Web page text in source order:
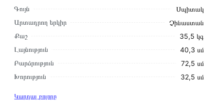
Գույն
Սպիտակ
Արտադրող երկիր
Չինաստան
Քաշ
35,5 կգ
Լայնություն
40,3 սմ
Բարձրություն
72,5 սմ
Խորություն
32,5 սմ
Կարդալ բոլորը